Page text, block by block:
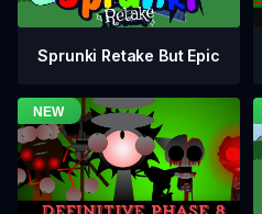
Sprunki Retake But Epic